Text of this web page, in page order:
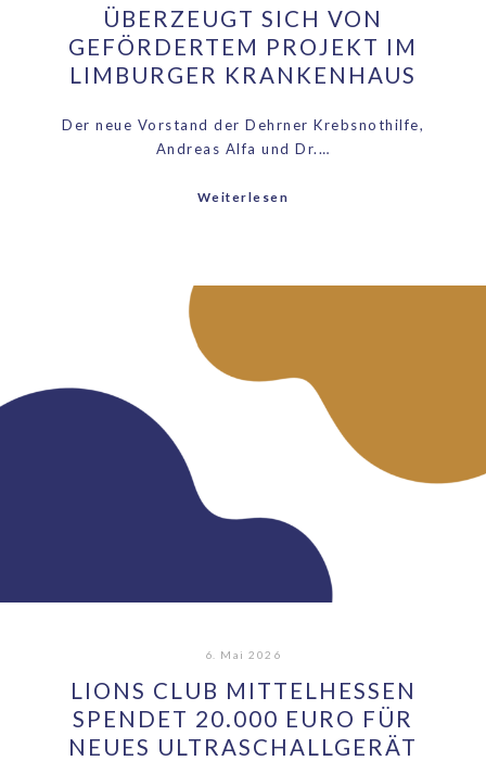
ÜBERZEUGT SICH VON
GEFÖRDERTEM PROJEKT IM
LIMBURGER KRANKENHAUS
Der neue Vorstand der Dehrner Krebsnothilfe,
Andreas Alfa und Dr.…
Weiterlesen
6. Mai 2026
LIONS CLUB MITTELHESSEN
SPENDET 20.000 EURO FÜR
NEUES ULTRASCHALLGERÄT